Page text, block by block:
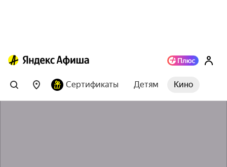
Сертификаты Детям Кино